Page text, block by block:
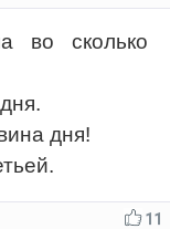
во сколько
дня!
11